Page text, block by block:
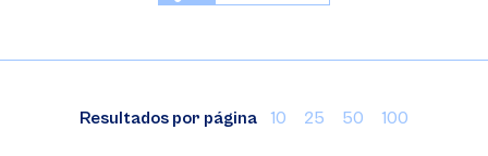
Resultados por página 10 25 50 100